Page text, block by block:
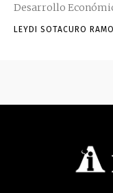
Desarrollo
LEYDI SOTACURO